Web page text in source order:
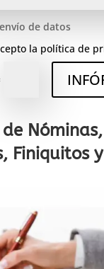
de datos
la política de
de
Finiquitos